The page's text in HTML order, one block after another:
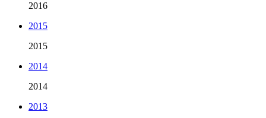
2016
2015
2015
2014
2014
2013